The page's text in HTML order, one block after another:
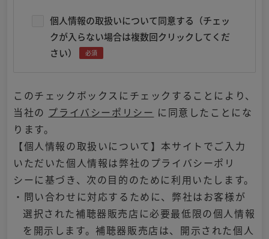
個人情報の取扱いについて同意する（チェッ
クが入らない場合は複数回クリックしてくだ
さい）
必須
このチェックボックスにチェックすることにより、
当社の プライバシーポリシー に同意したことにな
ります。
【個人情報の取扱いについて】本サイトでご入力
いただいた個人情報は弊社のプライバシーポリ
シーに基づき、次の目的のために利用いたします。
・問い合わせに対応するために、弊社はお客様が
選択された補聴器販売店に必要最低限の個人情報
を開示します。補聴器販売店は、開示された個人